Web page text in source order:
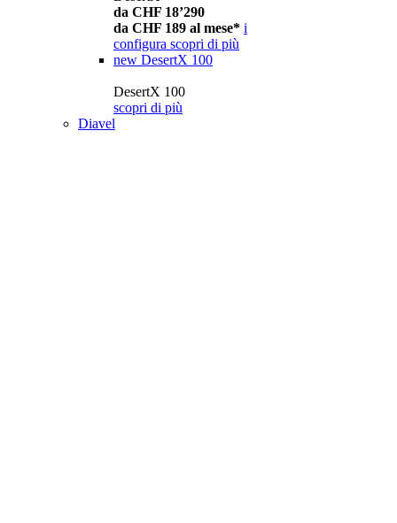
da CHF 18’290
da CHF 189 al mese* i
configura scopri di più
new DesertX 100
DesertX 100
scopri di più
Diavel